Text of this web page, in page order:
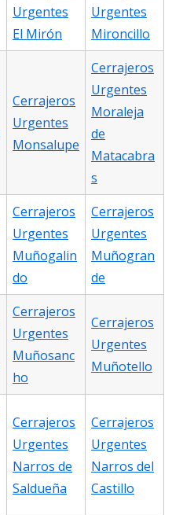
Urgentes
El Mirón
Urgentes
Mironcillo
Cerrajeros
Urgentes
Monsalupe
Cerrajeros
Urgentes
Moraleja
de
Matacabra
s
Cerrajeros
Urgentes
Muñogalin
do
Cerrajeros
Urgentes
Muñogran
de
Cerrajeros
Urgentes
Muñosanc
ho
Cerrajeros
Urgentes
Muñotello
Cerrajeros
Urgentes
Narros de
Saldueña
Cerrajeros
Urgentes
Narros del
Castillo